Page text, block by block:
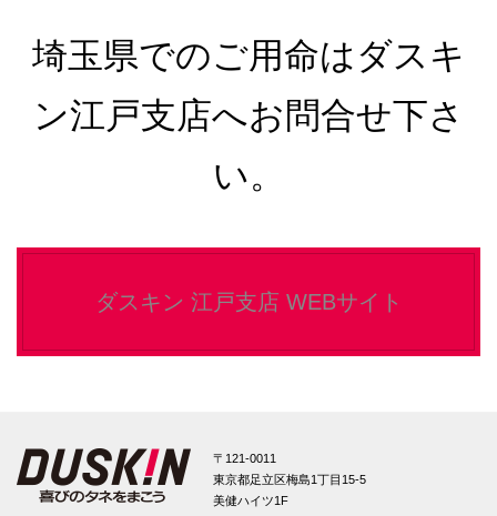
埼玉県でのご用命はダスキ
ン江戸支店へお問合せ下さ
い。
ダスキン 江戸支店 WEBサイト
〒121-0011
東京都足立区梅島1丁目15-5
美健ハイツ1F